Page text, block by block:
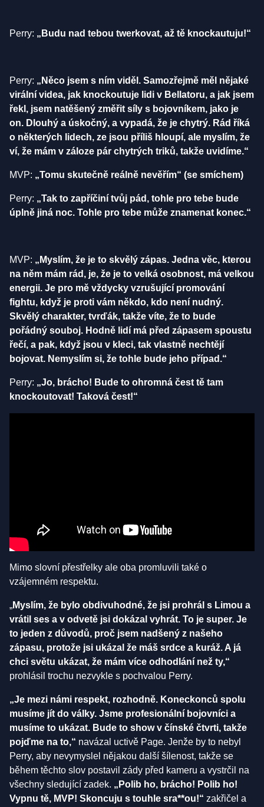
Perry: „Budu nad tebou twerkovat, až tě knockautuju!“
Perry: „Něco jsem s ním viděl. Samozřejmě měl nějaké
virální videa, jak knockoutuje lidi v Bellatoru, a jak jsem
řekl, jsem natěšený změřit síly s bojovníkem, jako je
on. Dlouhý a úskočný, a vypadá, že je chytrý. Rád říká
o některých lidech, ze jsou příliš hloupí, ale myslím, že
ví, že mám v záloze pár chytrých triků, takže uvidíme.“
MVP: „Tomu skutečně reálně nevěřím“ (se smíchem)
Perry: „Tak to zapříčiní tvůj pád, tohle pro tebe bude
úplně jiná noc. Tohle pro tebe může znamenat konec.“
MVP: „Myslím, že je to skvělý zápas. Jedna věc, kterou
na něm mám rád, je, že je to velká osobnost, má velkou
energii. Je pro mě vždycky vzrušující promování
fightu, když je proti vám někdo, kdo není nudný.
Skvělý charakter, tvrďák, takže víte, že to bude
pořádný souboj. Hodně lidí má před zápasem spoustu
řečí, a pak, když jsou v kleci, tak vlastně nechtějí
bojovat. Nemyslím si, že tohle bude jeho případ.“
Perry: „Jo, brácho! Bude to ohromná čest tě tam
knockoutovat! Taková čest!“
Mimo slovní přestřelky ale oba promluvili také o
vzájemném respektu.
„Myslím, že bylo obdivuhodné, že jsi prohrál s Limou a
vrátil ses a v odvetě jsi dokázal vyhrát. To je super. Je
to jeden z důvodů, proč jsem nadšený z našeho
zápasu, protože jsi ukázal že máš srdce a kuráž. A já
chci světu ukázat, že mám více odhodlání než ty,“
prohlásil trochu nezvykle s pochvalou Perry.
„Je mezi námi respekt, rozhodně. Koneckonců spolu
musíme jít do války. Jsme profesionální bojovníci a
musíme to ukázat. Bude to show v čínské čtvrti, takže
pojďme na to,“ navázal uctivě Page. Jenže by to nebyl
Perry, aby nevymyslel nějakou další šílenost, takže se
během těchto slov postavil zády před kameru a vystrčil na
všechny sledující zadek. „Polib ho, brácho! Polib ho!
Vypnu tě, MVP! Skoncuju s touhle sra**ou!“ zakřičel a